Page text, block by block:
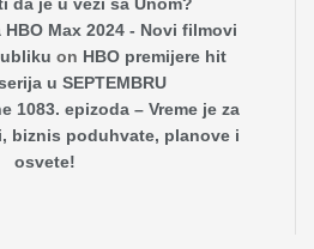
Max 2024 - Novi filmovi
on HBO premijere hit
u SEPTEMBRU
1083. epizoda – Vreme je za
biznis poduhvate, planove i
osvete!